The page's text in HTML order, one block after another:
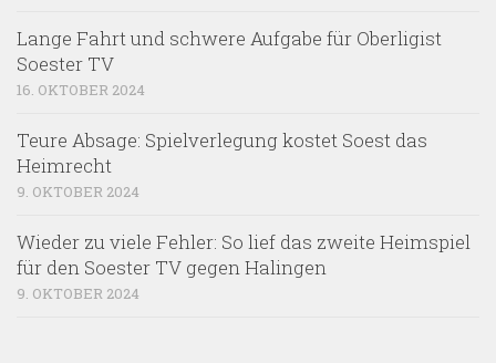
Lange Fahrt und schwere Aufgabe für Oberligist
Soester TV
16. OKTOBER 2024
Teure Absage: Spielverlegung kostet Soest das
Heimrecht
9. OKTOBER 2024
Wieder zu viele Fehler: So lief das zweite Heimspiel
für den Soester TV gegen Halingen
9. OKTOBER 2024